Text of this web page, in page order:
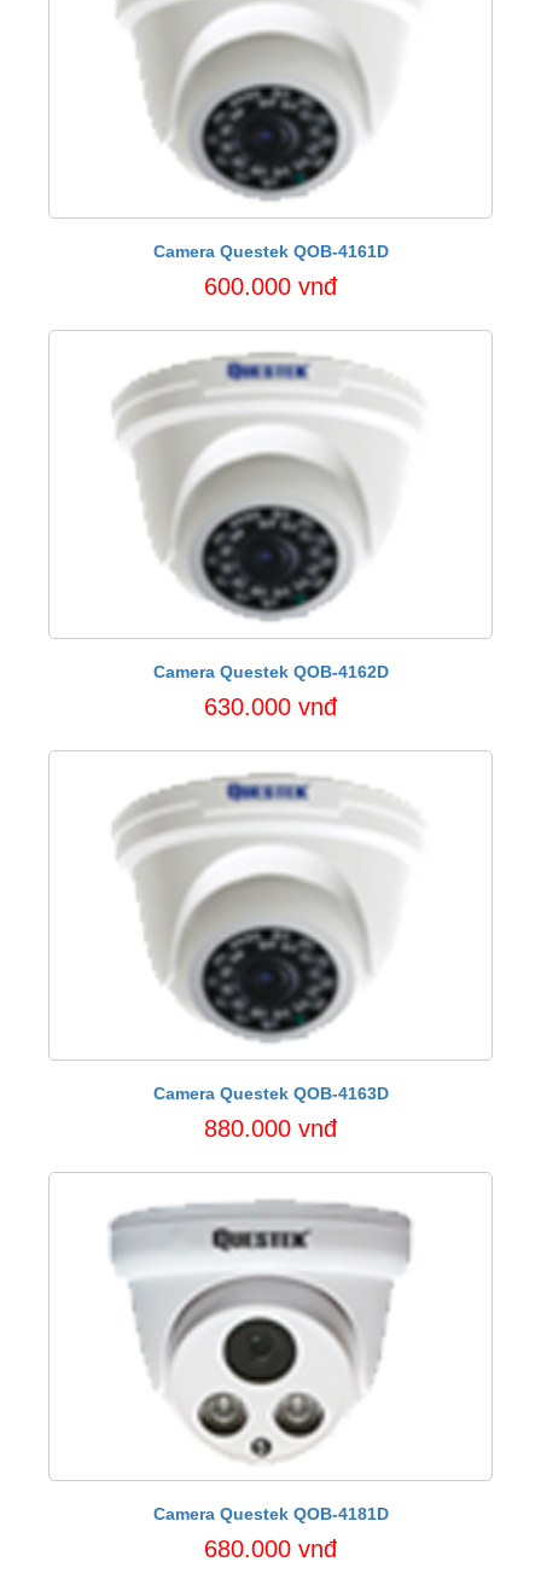
Camera Questek QOB-4161D
600.000 vnđ
Camera Questek QOB-4162D
630.000 vnđ
Camera Questek QOB-4163D
880.000 vnđ
Camera Questek QOB-4181D
680.000 vnđ